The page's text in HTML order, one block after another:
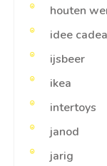
houten
idee
ijsbeer
ikea
intertoys
janod
jarig